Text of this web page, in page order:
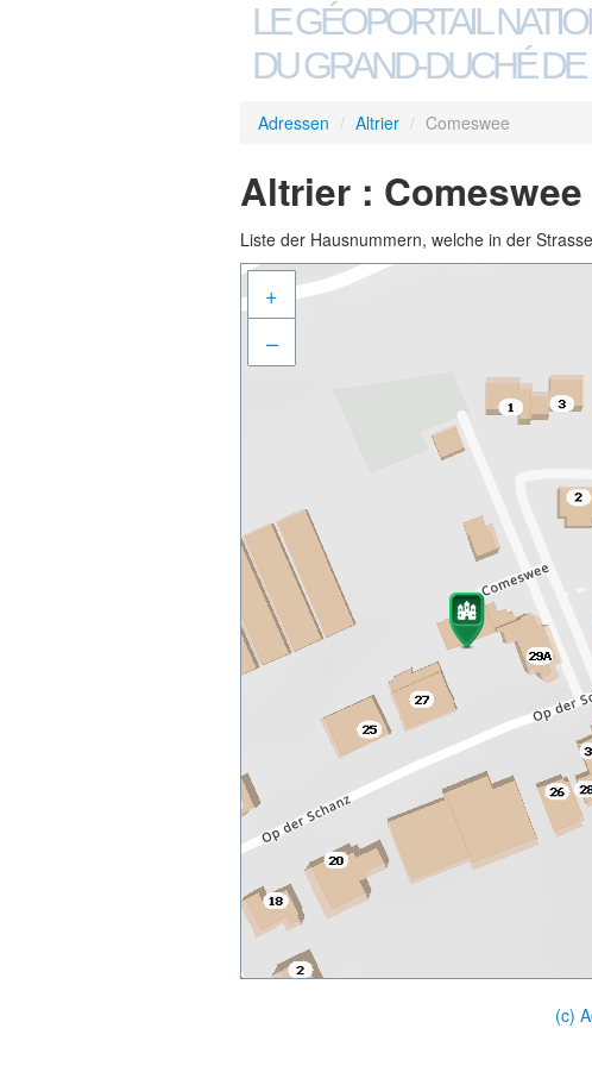
LE GÉOPORTAIL
DU GRAND-DUCHÉ
Adressen / Altrier / Comeswee
Altrier : Comeswee
Liste der Hausnummern, welche in der
+
–
(c)